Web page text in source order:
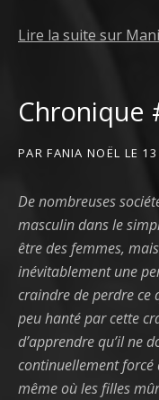
Lire la suite sur
Chronique
PARFANIA NOËL LE
De nombreuses
masculin dans le
être des femmes,
inévitablement une
craindre de perdre ce
peu hanté par cette
d’apprendre qu’il ne
continuellement forcé
même où les filles